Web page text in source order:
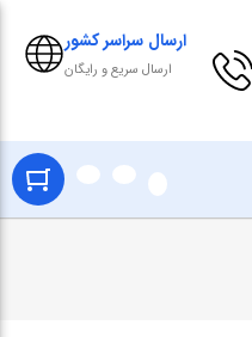
ارسال سراسر کشور
ارسال سریع و رایگان